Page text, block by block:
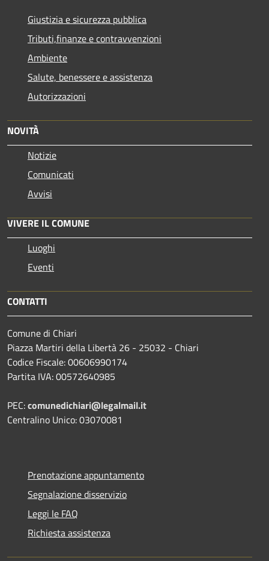
Giustizia e sicurezza pubblica
Tributi,finanze e contravvenzioni
Ambiente
Salute, benessere e assistenza
Autorizzazioni
NOVITÀ
Notizie
Comunicati
Avvisi
VIVERE IL COMUNE
Luoghi
Eventi
CONTATTI
Comune di Chiari
Piazza Martiri della Libertà 26 - 25032 - Chiari
Codice Fiscale: 00606990174
Partita IVA: 00572640985
PEC:comunedichiari@legalmail.it
Centralino Unico: 03070081
Prenotazione appuntamento
Segnalazione disservizio
Leggi le FAQ
Richiesta assistenza